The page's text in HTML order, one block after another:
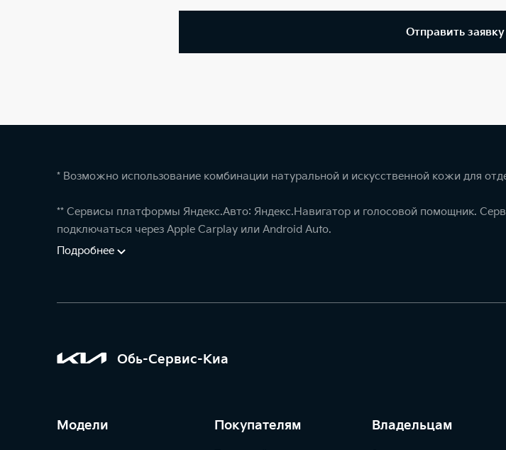
Отправить
* Возможно использование комбинации натуральной и искусственной кожи для
** Сервисы платформы Яндекс.Авто: Яндекс.Навигатор и голосовой помощник.
подключаться через Apple Carplay или Android Auto.
Подробнее
Обь-Сервис-Киа
Модели Покупателям Владельцам